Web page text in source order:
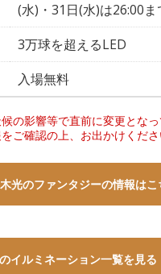
(水)・31日(水)は26:00ま
3万球を超えるLED
入場無料
の影響等で直前に変更とな
ご確認の上、お出かけくだ
光のファンタジーの情報はこ
イルミネーション一覧を見る